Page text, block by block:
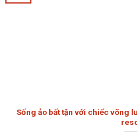
Sống ảo bất tận với chiếc võng